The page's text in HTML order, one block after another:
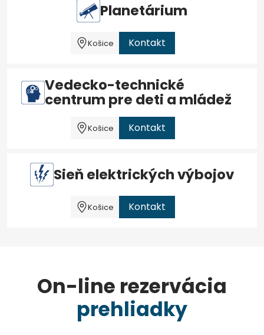
Planetárium
Košice Kontakt
Vedecko-technické
centrum pre deti a mládež
Košice Kontakt
Sieň elektrických výbojov
Košice Kontakt
On-line rezervácia
prehliadky